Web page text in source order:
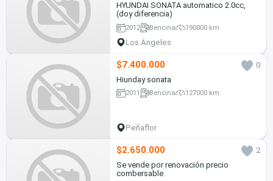
HYUNDAI SONATA automatico 2.0cc,
(doy diferencia)
2012 Bencina 190000 km
Los Ángeles
$7.400.000
0
Hiunday sonata
2011 Bencina 127000 km
Peñaflor
$2.650.000
2
Se vende por renovación precio
combersable